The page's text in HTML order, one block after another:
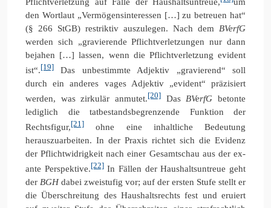
den Wortlaut „Vermögensinteressen […] zu betreuen hat“
(§ 266 StGB) restriktiv auszulegen. Nach dem BVerfG
werden sich „gravierende Pflichtverletzungen nur dann
bejahen […] lassen, wenn die Pflichtverletzung evident
ist“.[19] Das unbestimmte Adjektiv „gravierend“ soll
durch ein anderes vages Adjektiv „evident“ präzisiert
werden, was zirkulär anmutet.[20] Das BVerfG betonte
lediglich die tatbestandsbegrenzende Funktion der
Rechtsfigur,[21] ohne eine inhaltliche Bedeutung
herauszuarbeiten. In der Praxis richtet sich die Evidenz
der Pflichtwidrigkeit nach einer Gesamtschau aus der ex-
ante Perspektive.[22]In Fällen der Haushaltsuntreue geht
der BGHdabei zweistufig vor; auf der ersten Stufe stellt er
die Überschreitung des Haushaltsrechts fest und eruiert